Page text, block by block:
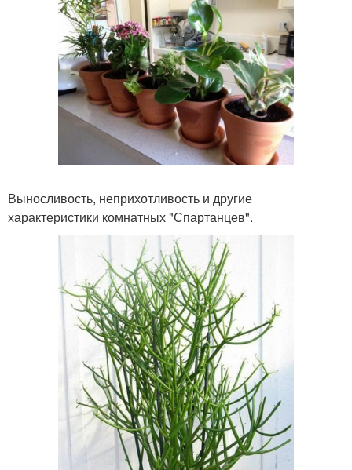
Выносливость, неприхотливость и другие
характеристики комнатных "Спартанцев".